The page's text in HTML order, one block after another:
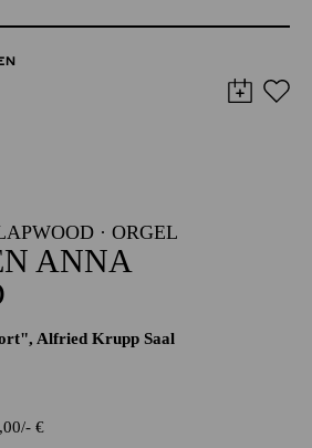
· ORGEL
ANNA
Alfried Krupp Saal
- €